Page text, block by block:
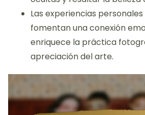
Las experiencias
fomentan una conexión
enriquece la práctica
apreciación del arte.